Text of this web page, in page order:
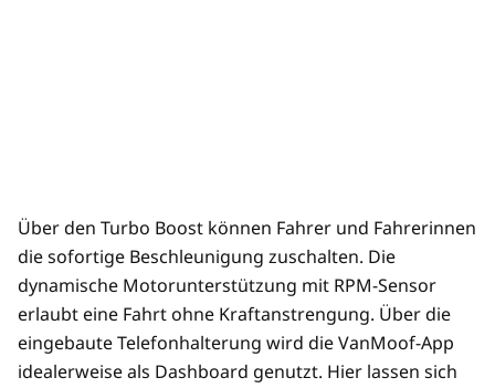
Über den Turbo Boost können Fahrer und Fahrerinnen
die sofortige Beschleunigung zuschalten. Die
dynamische Motorunterstützung mit RPM-Sensor
erlaubt eine Fahrt ohne Kraftanstrengung. Über die
eingebaute Telefonhalterung wird die VanMoof-App
idealerweise als Dashboard genutzt. Hier lassen sich